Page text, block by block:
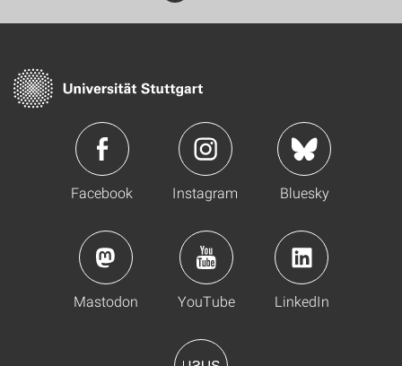
Facebook Instagram Bluesky
Mastodon YouTube LinkedIn